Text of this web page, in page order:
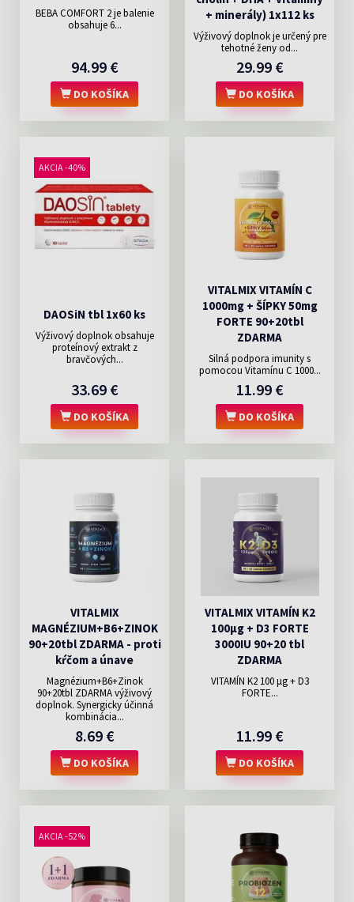
BEBA COMFORT 2 je balenie
obsahuje 6...
94.99 €
DO KOŠÍKA
+ minerály) 1x112 ks
Výživový doplnok je určený pre
tehotné ženy od...
29.99 €
DO KOŠÍKA
AKCIA -40%
DAOSiN tbl 1x60 ks
Výživový doplnok obsahuje
proteínový extrakt z
bravčových...
33.69 €
DO KOŠÍKA
VITALMIX VITAMÍN C
1000mg + ŠÍPKY 50mg
FORTE 90+20tbl
ZDARMA
Silná podpora imunity s
pomocou Vitamínu C 1000...
11.99 €
DO KOŠÍKA
VITALMIX
MAGNÉZIUM+B6+ZINOK
90+20tbl ZDARMA - proti
kŕčom a únave
Magnézium+B6+Zinok
90+20tbl ZDARMA výživový
doplnok. Synergicky účinná
kombinácia...
8.69 €
DO KOŠÍKA
VITALMIX VITAMÍN K2
100µg + D3 FORTE
3000IU 90+20 tbl
ZDARMA
VITAMÍN K2 100 μg + D3
FORTE...
11.99 €
DO KOŠÍKA
AKCIA -52%